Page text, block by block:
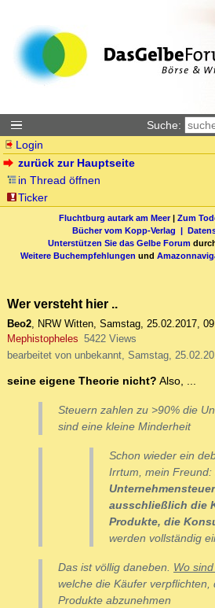
Suche:
Login
zurück zur Hauptseite
in Thread öffnen
Ticker
Fluchtburg autark am Meer| Zum
Bücher vom Kopp-Verlag |
Unterstützen Sie das Gelbe Forum
Weitere Buchempfehlungen und
Wer versteht hier ..
Beo2, NRW Witten, Samstag, 25.02.2017,
Mephistopheles 5422 Views
bearbeitet von unbekannt, Samstag,
seine eigene Theorie nicht? Also, ...
Steuern zahlen zu >90% die
sind eine kleine Minderheit
Schon wieder ein
Irrtum, mein Freund:
ausschließlich die
Produkte, die
werden vollständig
Das ist völlig daneben. Wo
welche die Käufer verpflichten,
Produkte abzunehmen